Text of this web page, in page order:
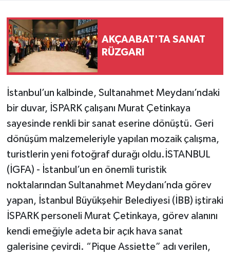
AKÇAABAT'TA SANAT
RÜZGARI
İstanbul’un kalbinde, Sultanahmet Meydanı’ndaki
bir duvar, İSPARK çalışanı Murat Çetinkaya
sayesinde renkli bir sanat eserine dönüştü. Geri
dönüşüm malzemeleriyle yapılan mozaik çalışma,
turistlerin yeni fotoğraf durağı oldu.İSTANBUL
(İGFA) - İstanbul’un en önemli turistik
noktalarından Sultanahmet Meydanı’nda görev
yapan, İstanbul Büyükşehir Belediyesi (İBB) iştiraki
İSPARK personeli Murat Çetinkaya, görev alanını
kendi emeğiyle adeta bir açık hava sanat
galerisine çevirdi. “Pique Assiette” adı verilen,